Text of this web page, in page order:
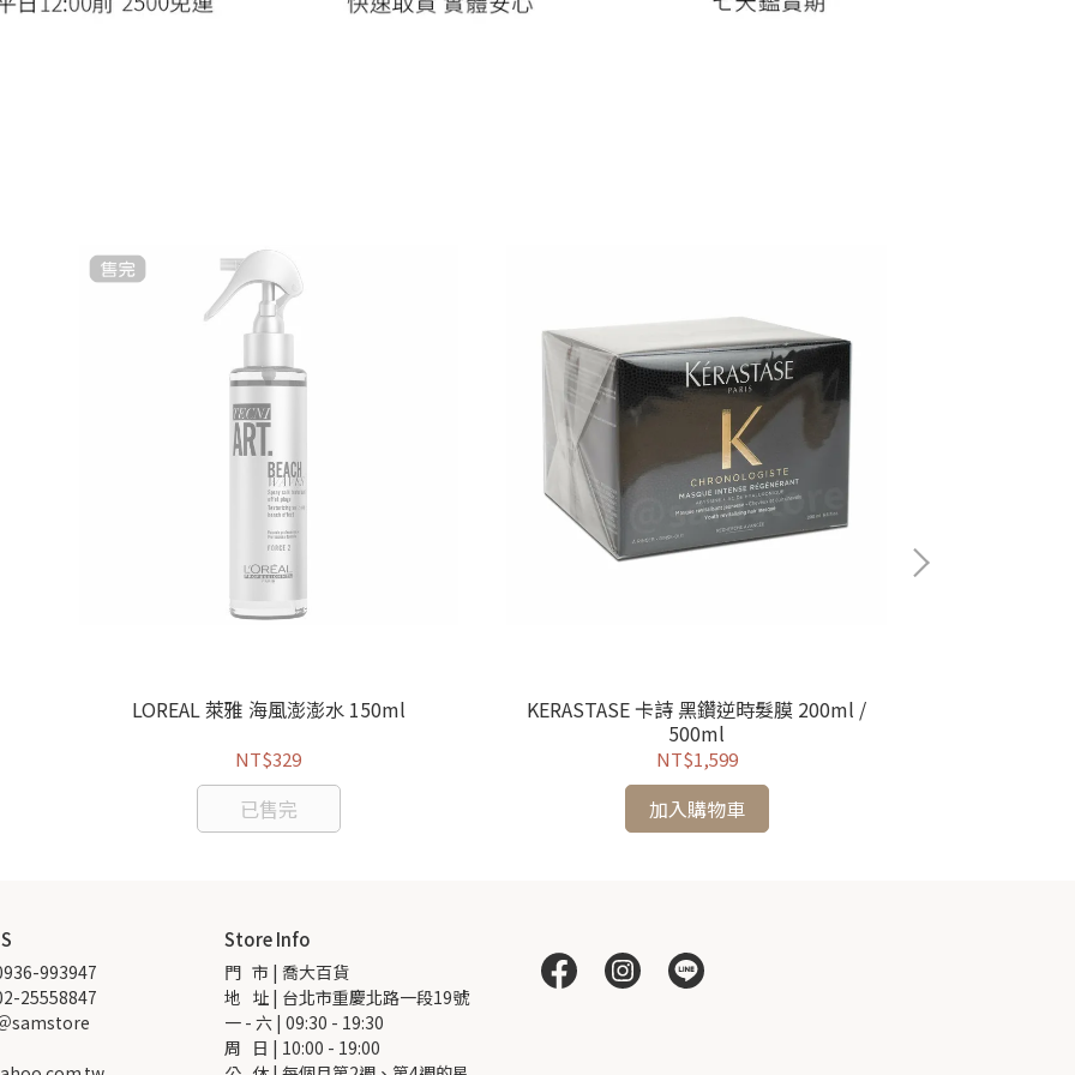
LOREAL 萊雅 海風澎澎水 150ml
NT$329
已售完
KERASTASE 卡詩 黑鑽逆時髮膜 200ml /
500ml
NT$1,599
加入購物車
993947
25558847
samstore
Store Info
門   市 | 喬大百貨
地   址 | 台北市重慶北路一段19號
一 - 六 | 09:30 - 19:30
周   日 | 10:00 - 19:00